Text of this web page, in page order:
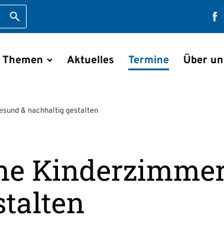
Suche starten
Aktuelles Termine Über
& nachhaltig gestalten